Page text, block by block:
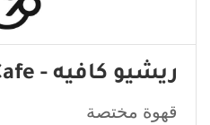
ريشيو كافيه - Ratio Cafe
قهوة مختصة